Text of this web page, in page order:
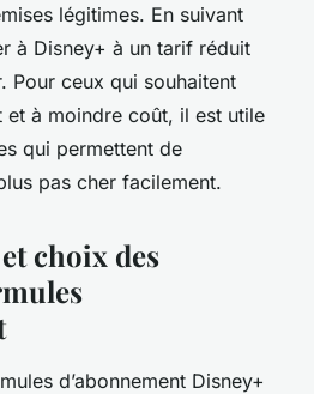
légitimes. En suivant
à Disney+ à un tarif réduit
Pour ceux qui souhaitent
et à moindre coût, il est utile
qui permettent de
pas cher facilement.
choix des
d’abonnement Disney+